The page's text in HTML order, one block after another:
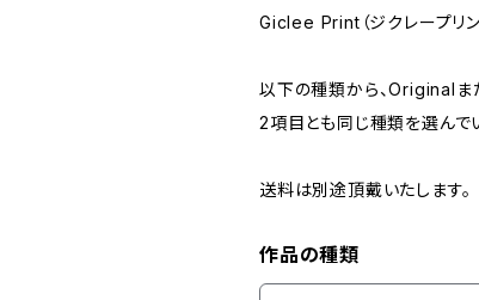
Giclee Print（ジクレープリ
以下の種類から、Originalま
2項目とも同じ種類を選んで
送料は別途頂戴いたします。
作品の種類